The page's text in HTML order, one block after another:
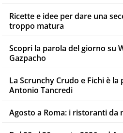
Ricette e idee per dare una
troppo matura
Scopri la parola del giorno su
Gazpacho
La Scrunchy Crudo e Fichi è
Antonio Tancredi
Agosto a Roma: i ristoranti da